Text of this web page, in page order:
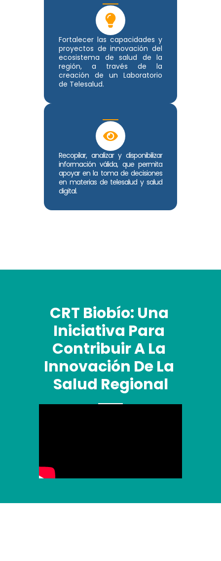
Fortalecer las capacidades y
proyectos de innovación del
ecosistema de salud de la
región, a través de la
creación de un Laboratorio
de Telesalud.
Recopilar, analizar y disponibilizar
información válida, que permita
apoyar en la toma de decisiones
en materias de telesalud y salud
digital.
CRT Biobío: Una
Iniciativa Para
Contribuir A La
Innovación De La
Salud Regional